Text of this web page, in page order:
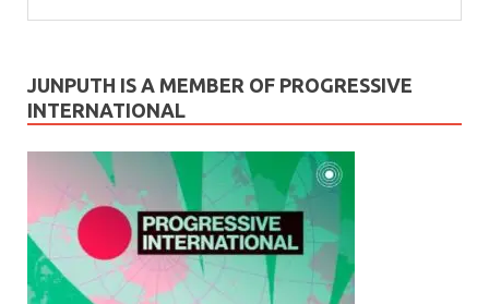
JUNPUTH IS A MEMBER OF PROGRESSIVE
INTERNATIONAL